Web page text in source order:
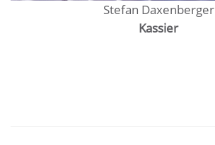
Stefan Daxenberger
Kassier